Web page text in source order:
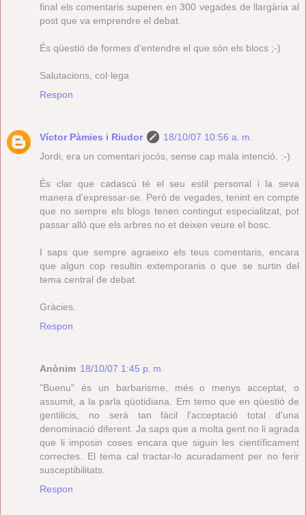
final els comentaris superen en 300 vegades de llargària al
post que va emprendre el debat.
És qüestió de formes d'entendre el que són els blocs ;-)
Salutacions, col·lega
Respon
Víctor Pàmies i Riudor
18/10/07 10:56 a. m.
Jordi, era un comentari jocós, sense cap mala intenció. :-)
És clar que cadascú té el seu estil personal i la seva
manera d'expressar-se. Però de vegades, tenint en compte
que no sempre els blogs tenen contingut especialitzat, pot
passar allò que els arbres no et deixen veure el bosc.
I saps que sempre agraeixo els teus comentaris, encara
que algun cop resultin extemporanis o que se surtin del
tema central de debat.
Gràcies.
Respon
Anònim 18/10/07 1:45 p. m.
"Buenu" és un barbarisme, més o menys acceptat, o
assumit, a la parla qüotidiana. Em temo que en qüestió de
gentilicis, no serà tan fàcil l'acceptació total d'una
denominació diferent. Ja saps que a molta gent no li agrada
que li imposin coses encara que siguin les científicament
correctes. El tema cal tractar-lo acuradament per no ferir
susceptibilitats.
Respon